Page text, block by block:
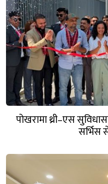
पोखरामा थ्री–एस
सर्भिस